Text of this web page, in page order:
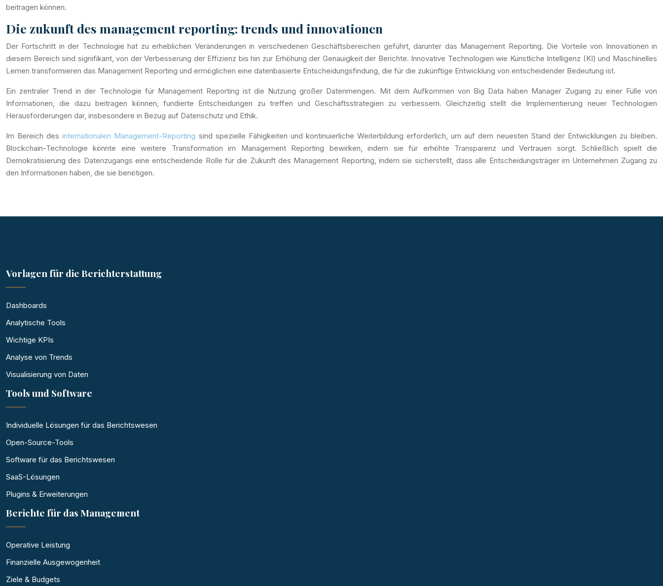
beitragen können.
Die zukunft des management reporting: trends und innovationen
Der Fortschritt in der Technologie hat zu erheblichen Veränderungen in verschiedenen Geschäftsbereichen geführt, darunter das Management Reporting. Die Vorteile von Innovationen in
diesem Bereich sind signifikant, von der Verbesserung der Effizienz bis hin zur Erhöhung der Genauigkeit der Berichte. Innovative Technologien wie Künstliche Intelligenz (KI) und Maschinelles
Lernen transformieren das Management Reporting und ermöglichen eine datenbasierte Entscheidungsfindung, die für die zukünftige Entwicklung von entscheidender Bedeutung ist.
Ein zentraler Trend in der Technologie für Management Reporting ist die Nutzung großer Datenmengen. Mit dem Aufkommen von Big Data haben Manager Zugang zu einer Fülle von
Informationen, die dazu beitragen können, fundierte Entscheidungen zu treffen und Geschäftsstrategien zu verbessern. Gleichzeitig stellt die Implementierung neuer Technologien
Herausforderungen dar, insbesondere in Bezug auf Datenschutz und Ethik.
Im Bereich desinternationalen Management-Reporting sind spezielle Fähigkeiten und kontinuierliche Weiterbildung erforderlich, um auf dem neuesten Stand der Entwicklungen zu bleiben.
Blockchain-Technologie könnte eine weitere Transformation im Management Reporting bewirken, indem sie für erhöhte Transparenz und Vertrauen sorgt. Schließlich spielt die
Demokratisierung des Datenzugangs eine entscheidende Rolle für die Zukunft des Management Reporting, indem sie sicherstellt, dass alle Entscheidungsträger im Unternehmen Zugang zu
den Informationen haben, die sie benötigen.
Vorlagen für die Berichterstattung
Dashboards
Analytische Tools
Wichtige KPIs
Analyse von Trends
Visualisierung von Daten
Tools und Software
Individuelle Lösungen für das Berichtswesen
Open-Source-Tools
Software für das Berichtswesen
SaaS-Lösungen
Plugins & Erweiterungen
Berichte für das Management
Operative Leistung
Finanzielle Ausgewogenheit
Ziele & Budgets